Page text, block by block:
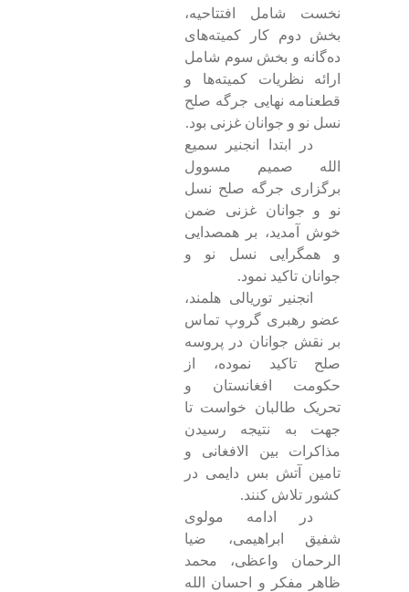
نخست شامل افتتاحیه،
بخش دوم کار کمیته‌های
ده‌گانه و بخش سوم شامل
ارائه نظریات کمیته‌ها و
قطعنامه نهایی جرگه صلح
نسل نو و جوانان غزنی بود.
در ابتدا انجنیر سمیع
الله صمیم مسوول
برگزاری جرگه صلح نسل
نو و جوانان غزنی ضمن
خوش آمدید، بر همصدایی
و همگرایی نسل نو و
جوانان تاکید نمود.
انجنیر توریالی هلمند،
عضو رهبری گروپ تماس
بر نقش جوانان در پروسه
صلح تاکید نموده، از
حکومت افغانستان و
تحریک طالبان خواست تا
جهت به نتیجه رسیدن
مذاکرات بین الافغانی و
تامین آتش بس دایمی در
کشور تلاش کنند.
در ادامه مولوی
شفیق ابراهیمی، ضیا
الرحمان واعظی، محمد
ظاهر مفکر و احسان الله